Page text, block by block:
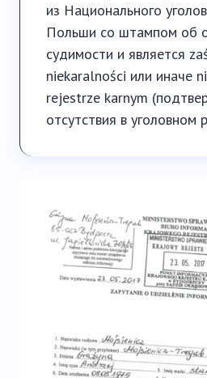
из Национального
Польши со штампом об
судимости и является
niekaralności или иначе
rejestrze karnym
отсутствия в уголовном